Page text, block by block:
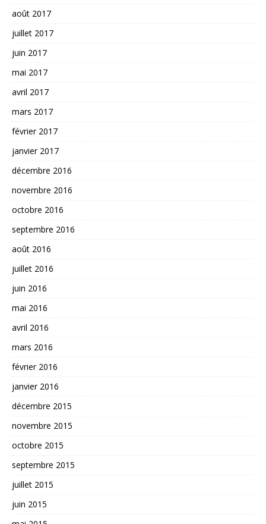
août 2017
juillet 2017
juin 2017
mai 2017
avril 2017
mars 2017
février 2017
janvier 2017
décembre 2016
novembre 2016
octobre 2016
septembre 2016
août 2016
juillet 2016
juin 2016
mai 2016
avril 2016
mars 2016
février 2016
janvier 2016
décembre 2015
novembre 2015
octobre 2015
septembre 2015
juillet 2015
juin 2015